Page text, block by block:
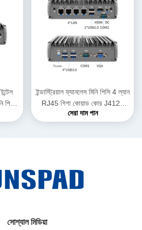
ইন্ডাস্ট্রিয়াল ফ্যানলেস মিনি পিসি 4 ল্যান
RJ45 গিগা কোয়াড কোর J4125
কোর i3 i5 i7 ফ্যানলেস ইন্ডাস্ট্রিয়াল
সেরা দাম পান
সোশ্যাল মিডিয়া